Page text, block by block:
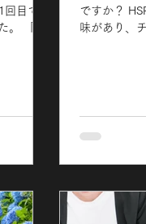
目で盛
そ
ですか？
味があり、